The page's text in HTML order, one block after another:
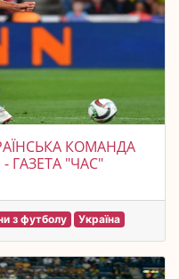
КОМАНДА
- ГАЗЕТА "ЧАС"
з футболу Україна